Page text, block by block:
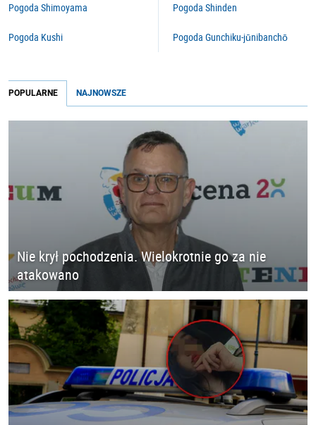
Pogoda Shimoyama
Pogoda Kushi
Pogoda Shinden
Pogoda Gunchiku-jūnibanchō
POPULARNE NAJNOWSZE
Nie krył pochodzenia. Wielokrotnie go za nie
atakowano